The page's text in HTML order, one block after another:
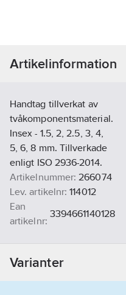
Artikelinformation
Handtag tillverkat av
tvåkomponentsmaterial.
Insex - 1.5, 2, 2.5, 3, 4,
5, 6, 8 mm. Tillverkade
enligt ISO 2936-2014.
Artikelnummer: 266074
Lev. artikelnr: 114012
Ean
artikelnr:
3394661140128
Varianter